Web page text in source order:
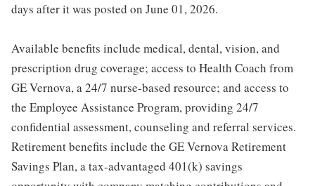
days after it was posted on June 01, 2026.
Available benefits include medical, dental, vision, and
prescription drug coverage; access to Health Coach from
GE Vernova, a 24/7 nurse-based resource; and access to
the Employee Assistance Program, providing 24/7
confidential assessment, counseling and referral services.
Retirement benefits include the GE Vernova Retirement
Savings Plan, a tax-advantaged 401(k) savings